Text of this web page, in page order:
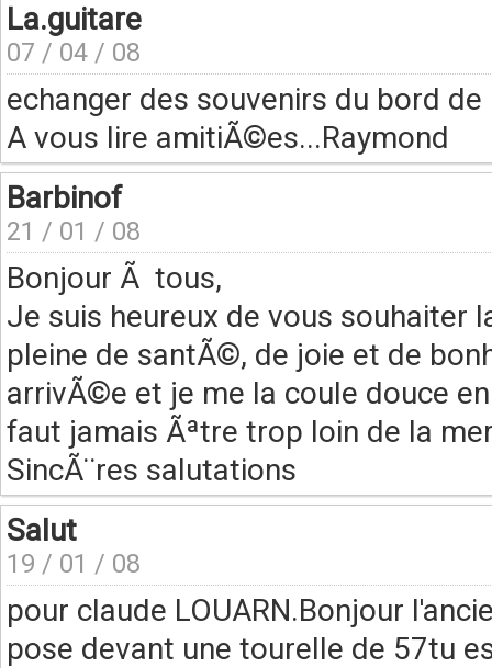
La.guitare
07 / 04 / 08
echanger des souvenirs du bord
A vous lire amitiÃ©es...Raymond
Barbinof
21 / 01 / 08
Bonjour Ã tous,
Je suis heureux de vous souhaiter
pleine de santÃ©, de joie et de
arrivÃ©e et je me la coule douce
faut jamais Ãªtre trop loin de la
SincÃ¨res salutations
Salut
19 / 01 / 08
pour claude LOUARN.Bonjour
pose devant une tourelle de 57tu